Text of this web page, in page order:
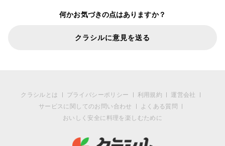
何かお気づきの点はありますか？
クラシルに意見を送る
クラシルとは プライバシーポリシー 利用規約
運営会社
サービスに関してのお問い合わせ
よくある質問
おいしく安全に料理を楽しむために